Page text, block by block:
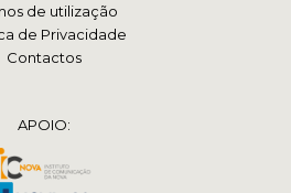
de utilização
de Privacidade
Contactos
APOIO: